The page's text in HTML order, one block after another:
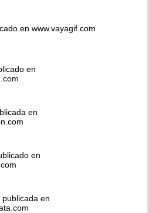
en www.vayagif.com
en
en
en
en